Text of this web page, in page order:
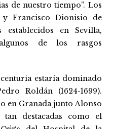
de nuestro tiempo”. Los
y Francisco Dionisio de
establecidos en Sevilla,
de los rasgos
estaría dominado
Roldán (1624-1699).
en Granada junto Alonso
destacadas como el